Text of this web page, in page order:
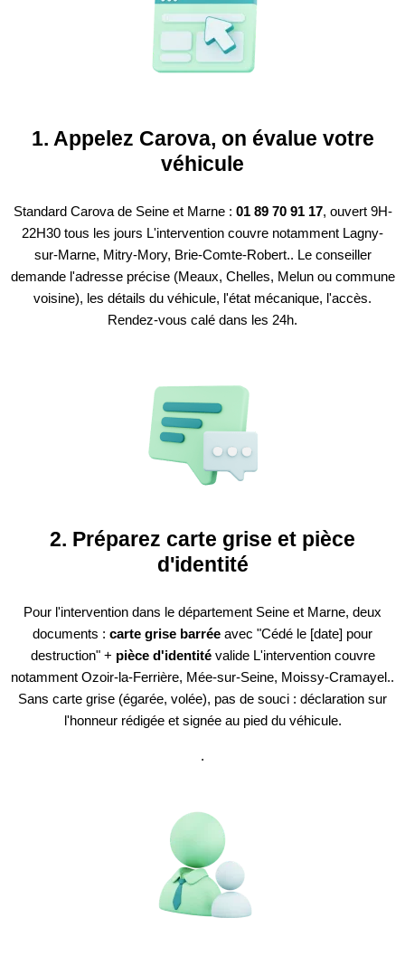
1. Appelez Carova, on évalue votre
véhicule
Standard Carova de Seine et Marne : 01 89 70 91 17, ouvert 9H-
22H30 tous les jours L'intervention couvre notamment Lagny-
sur-Marne, Mitry-Mory, Brie-Comte-Robert.. Le conseiller
demande l'adresse précise (Meaux, Chelles, Melun ou commune
voisine), les détails du véhicule, l'état mécanique, l'accès.
Rendez-vous calé dans les 24h.
2. Préparez carte grise et pièce
d'identité
Pour l'intervention dans le département Seine et Marne, deux
documents : carte grise barrée avec "Cédé le [date] pour
destruction" + pièce d'identitévalide L'intervention couvre
notamment Ozoir-la-Ferrière, Mée-sur-Seine, Moissy-Cramayel..
Sans carte grise (égarée, volée), pas de souci : déclaration sur
l'honneur rédigée et signée au pied du véhicule.
.